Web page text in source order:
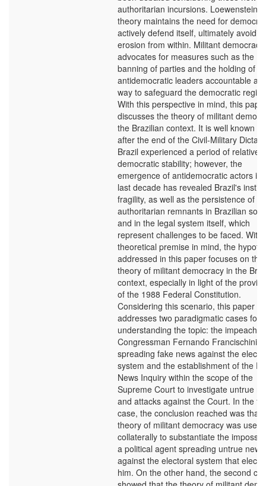
authoritarian incursions. Loewenstein's
theory maintains the need for
actively defend itself, ultimately
erosion from within. Militant democracy
advocates for measures such as the
banning of parties and the holding of
antidemocratic leaders accountable as
way to safeguard the democratic
With this perspective in mind, this
discusses the theory of militant
the Brazilian context. It is well known
after the end of the Civil-Military
Brazil experienced a period of relative
democratic stability; however, the
emergence of antidemocratic actors in
last decade has revealed Brazil's
fragility, as well as the persistence of
authoritarian remnants in Brazilian
and in the legal system itself, which
represent challenges to be faced. With
theoretical premise in mind, the
addressed in this paper focuses on the
theory of militant democracy in the
context, especially in light of the
of the 1988 Federal Constitution.
Considering this scenario, this paper
addresses two paradigmatic cases for
understanding the topic: the
Congressman Fernando Francischini
spreading fake news against the
system and the establishment of the
News Inquiry within the scope of the
Supreme Court to investigate untrue
and attacks against the Court. In the
case, the conclusion reached was that
theory of militant democracy was used
collaterally to substantiate the
a political agent spreading untrue news
against the electoral system that
him. On the other hand, the second